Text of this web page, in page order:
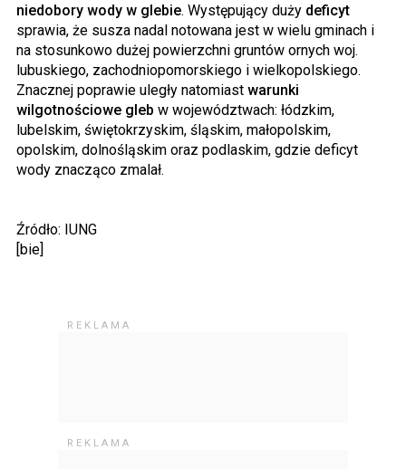
niedobory wody w glebie. Występujący duży deficyt
sprawia, że susza nadal notowana jest w wielu gminach i
na stosunkowo dużej powierzchni gruntów ornych woj.
lubuskiego, zachodniopomorskiego i wielkopolskiego.
Znacznej poprawie uległy natomiast warunki
wilgotnościowe gleb w województwach: łódzkim,
lubelskim, świętokrzyskim, śląskim, małopolskim,
opolskim, dolnośląskim oraz podlaskim, gdzie deficyt
wody znacząco zmalał.
Źródło: IUNG
[bie]